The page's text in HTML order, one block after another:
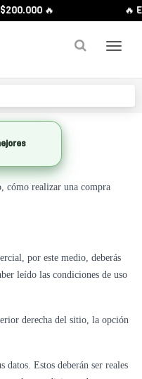
🔥 🔥
cómo realizar una compra
por este medio, deberás
leído las condiciones de uso
derecha del sitio, la opción
datos. Estos deberán ser reales